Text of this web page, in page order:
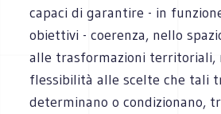
capaci di garantire - in
obiettivi - coerenza, nello
alle trasformazioni territoriali,
flessibilità alle scelte che tali
determinano o condizionano,